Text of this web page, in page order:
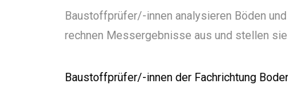
Baustoffprüfer/-innen analysieren Böden
rechnen Messergebnisse aus und stellen
Baustoffprüfer/-innen der Fachrichtung